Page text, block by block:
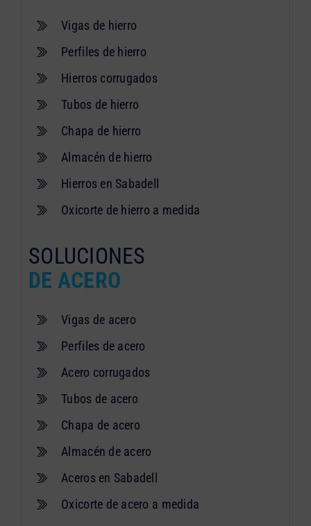
Vigas de hierro
Perfiles de hierro
Hierros corrugados
Tubos de hierro
Chapa de hierro
Almacén de hierro
Hierros en Sabadell
Oxicorte de hierro a medida
SOLUCIONES
DE ACERO
Vigas de acero
Perfiles de acero
Acero corrugados
Tubos de acero
Chapa de acero
Almacén de acero
Aceros en Sabadell
Oxicorte de acero a medida